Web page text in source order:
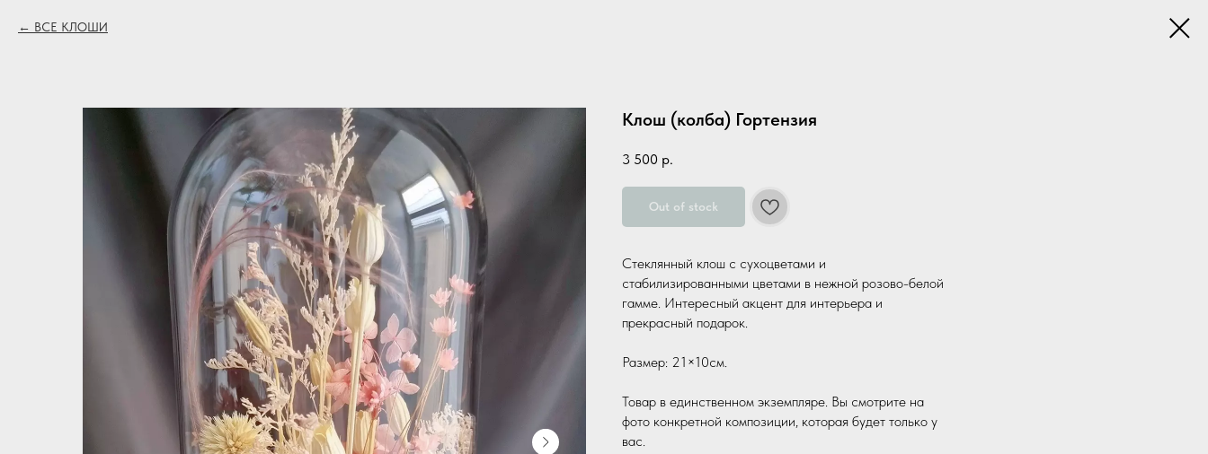
ВСЕ КЛОШИ
Клош (колба) Гортензия
3 500 р.
Out of stock
Стеклянный клош с сухоцветами и
стабилизированными цветами в нежной розово-белой
гамме. Интересный акцент для интерьера и
прекрасный подарок.
Размер: 21×10см.
Товар в единственном экземпляре. Вы смотрите на
фото конкретной композиции, которая будет только у
вас.